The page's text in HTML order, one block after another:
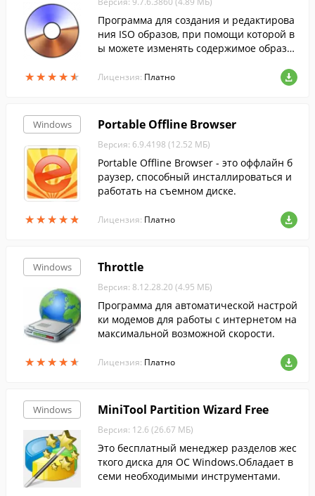
★★★★★
★★★★★
Программа для создания и редактирова
ния ISO образов, при помощи которой в
ы можете изменять содержимое образо
ь ISO-файлы с жесткого диска.
Лицензия: Платно
Windows
★★★★★
★★★★★
Portable Offline Browser
Версия: 6.9.4198 (12.52 МБ)
Portable Offline Browser - это оффлайн б
раузер, способный инсталлироваться и
работать на съемном диске.
Лицензия: Платно
Windows
★★★★★
★★★★★
Throttle
Версия: 8.12.28.20 (4.95 МБ)
Программа для автоматической настрой
ки модемов для работы с интернетом на
максимальной возможной скорости.
Лицензия: Платно
Windows MiniTool Partition Wizard Free
Версия: 12.6 (26.67 МБ)
Это бесплатный менеджер разделов жес
ткого диска для ОС Windows.Обладает в
семи необходимыми инструментами.